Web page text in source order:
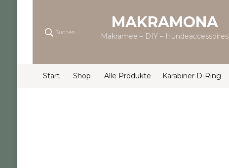
Suchen
MAKRAMONA
Makramee – DIY – Hundeaccessoires
Start Shop Alle Produkte Karabiner D-Ring